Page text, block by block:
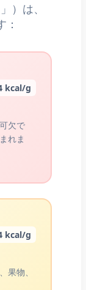
）は、
kcal/g
欠で
れま
kcal/g
果物、